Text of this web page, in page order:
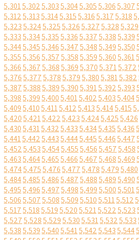
5,3015,3025,3035,3045,3055,3065,307
5,3125,3135,3145,3155,3165,3175,318
5,3235,3245,3255,3265,3275,3285,329
5,3335,3345,3355,3365,3375,3385,339
5,3445,3455,3465,3475,3485,3495,350
5,3555,3565,3575,3585,3595,3605,361
5,3665,3675,3685,3695,3705,3715,372
5,3765,3775,3785,3795,3805,3815,382
5,3875,3885,3895,3905,3915,3925,393
5,3985,3995,4005,4015,4025,4035,404
5,4095,4105,4115,4125,4135,4145,415
5,4205,4215,4225,4235,4245,4255,426
5,4305,4315,4325,4335,4345,4355,436
5,4415,4425,4435,4445,4455,4465,447
5,4525,4535,4545,4555,4565,4575,458
5,4635,4645,4655,4665,4675,4685,469
5,4745,4755,4765,4775,4785,4795,480
5,4845,4855,4865,4875,4885,4895,490
5,4955,4965,4975,4985,4995,5005,501
5,5065,5075,5085,5095,5105,5115,512
5,5175,5185,5195,5205,5215,5225,523
5,5275,5285,5295,5305,5315,5325,533
5,5385,5395,5405,5415,5425,5435,544